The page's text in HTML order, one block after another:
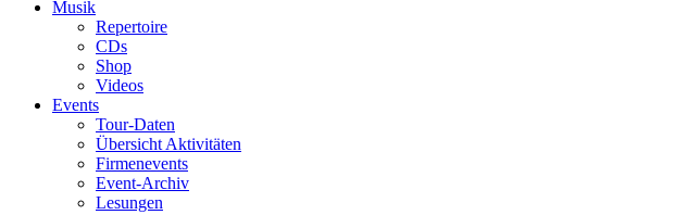
Musik
Repertoire
CDs
Shop
Videos
Events
Tour-Daten
Übersicht Aktivitäten
Firmenevents
Event-Archiv
Lesungen